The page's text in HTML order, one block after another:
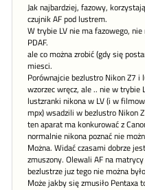
Jak najbardziej, fazowy,
czujnik AF pod lustrem.
W trybie LV nie ma fazowego,
PDAF.
ale co można zrobić (gdy się
miesci.
Porównajcie bezlustro Nikon Z7
wzorzec wręcz, ale .. nie w
lustzranki nikona w LV (i w
mpx) wsadzili w bezlustro Nikon
ten aparat ma konkurować z
normalnie nikona poznać nie
Można. Widać czasami dobrze
zmuszony. Olewali AF na
bezlustrze juz tego nie można
Może jakby się zmusiło Pentaxa